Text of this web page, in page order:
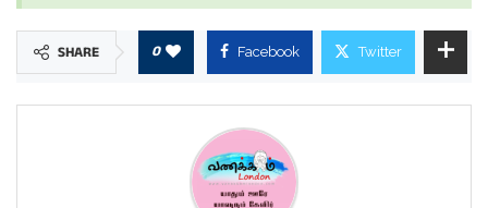
SHARE 0 Facebook Twitter